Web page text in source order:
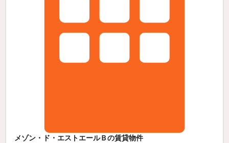
メゾン・ド・エストエールＢの賃貸物件